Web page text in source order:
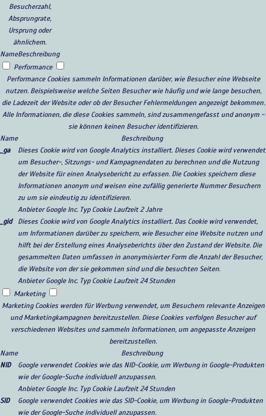
Besucherzahl,
Absprungrate,
Ursprung oder
ähnlichem.
NameBeschreibung
Performance
Performance Cookies sammeln Informationen darüber, wie Besucher eine Webseite
nutzen. Beispielsweise welche Seiten Besucher wie häufig und wie lange besuchen,
die Ladezeit der Website oder ob der Besucher Fehlermeldungen angezeigt bekommen.
Alle Informationen, die diese Cookies sammeln, sind zusammengefasst und anonym -
sie können keinen Besucher identifizieren.
Name
Beschreibung
_ga
Dieses Cookie wird von Google Analytics installiert. Dieses Cookie wird verwendet
um Besucher-, Sitzungs- und Kampagnendaten zu berechnen und die Nutzung
der Website für einen Analysebericht zu erfassen. Die Cookies speichern diese
Informationen anonym und weisen eine zufällig generierte Nummer Besuchern
zu um sie eindeutig zu identifizieren.
Anbieter Google Inc. Typ Cookie Laufzeit 2 Jahre
_gid
Dieses Cookie wird von Google Analytics installiert. Das Cookie wird verwendet,
um Informationen darüber zu speichern, wie Besucher eine Website nutzen und
hilft bei der Erstellung eines Analyseberichts über den Zustand der Website. Die
gesammelten Daten umfassen in anonymisierter Form die Anzahl der Besucher,
die Website von der sie gekommen sind und die besuchten Seiten.
Anbieter Google Inc. Typ Cookie Laufzeit 24 Stunden
Marketing
Marketing Cookies werden für Werbung verwendet, um Besuchern relevante Anzeigen
und Marketingkampagnen bereitzustellen. Diese Cookies verfolgen Besucher auf
verschiedenen Websites und sammeln Informationen, um angepasste Anzeigen
bereitzustellen.
Name
Beschreibung
NID
Google verwendet Cookies wie das NID-Cookie, um Werbung in Google-Produkten
wie der Google-Suche individuell anzupassen.
Anbieter Google Inc. Typ Cookie Laufzeit 24 Stunden
SID
Google verwendet Cookies wie das SID-Cookie, um Werbung in Google-Produkten
wie der Google-Suche individuell anzupassen.